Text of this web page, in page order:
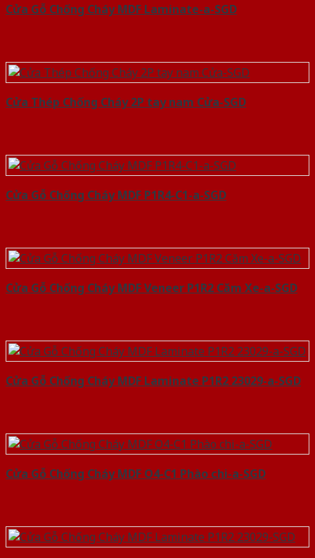
Cửa Gỗ Chống Cháy MDF Laminate-a-SGD
Cửa Thép Chống Cháy 2P tay nam Cửa-SGD
Cửa Gỗ Chống Cháy MDF P1R4-C1-a-SGD
Cửa Gỗ Chống Cháy MDF Veneer P1R2 Căm Xe-a-SGD
Cửa Gỗ Chống Cháy MDF Laminate P1R2 23029-a-SGD
Cửa Gỗ Chống Cháy MDF O4-C1 Phào chi-a-SGD